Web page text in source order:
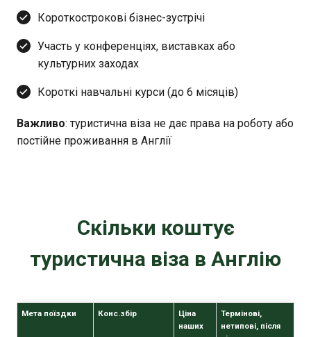
Короткострокові бізнес-зустрічі
Участь у конференціях, виставках або
культурних заходах
Короткі навчальні курси (до 6 місяців)
Важливо: туристична віза не дає права на роботу або
постійне проживання в Англії
Скільки коштує
туристична віза в Англію
Мета поїздки Конс.збір
Ціна
наших
Термінові,
нетипові, після